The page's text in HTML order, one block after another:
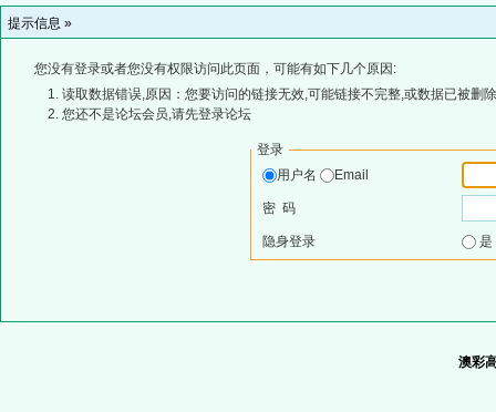
提示信息 »
您没有登录或者您没有权限访问此页面，可能有如下几个原因:
读取数据错误,原因：您要访问的链接无效,可能链接不完整,或数据已被删
您还不是论坛会员,请先登录论坛
登录
用户名
Email
密 码
隐身登录
澳彩